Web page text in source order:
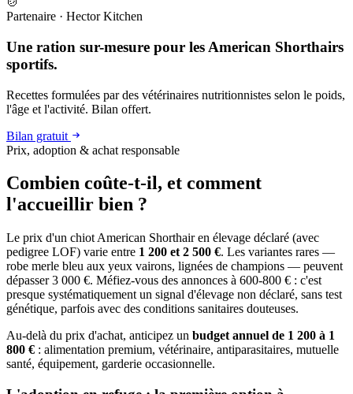
Partenaire · Hector Kitchen
Une ration sur-mesure pour les American Shorthairs
sportifs.
Recettes formulées par des vétérinaires nutritionnistes selon le poids,
l'âge et l'activité. Bilan offert.
Bilan gratuit
Prix, adoption & achat responsable
Combien coûte-t-il, et comment
l'accueillir bien ?
Le prix d'un chiot American Shorthair en élevage déclaré (avec
pedigree LOF) varie entre 1 200 et 2 500 €. Les variantes rares —
robe merle bleu aux yeux vairons, lignées de champions — peuvent
dépasser 3 000 €. Méfiez-vous des annonces à 600-800 € : c'est
presque systématiquement un signal d'élevage non déclaré, sans test
génétique, parfois avec des conditions sanitaires douteuses.
Au-delà du prix d'achat, anticipez un budget annuel de 1 200 à 1
800 € : alimentation premium, vétérinaire, antiparasitaires, mutuelle
santé, équipement, garderie occasionnelle.